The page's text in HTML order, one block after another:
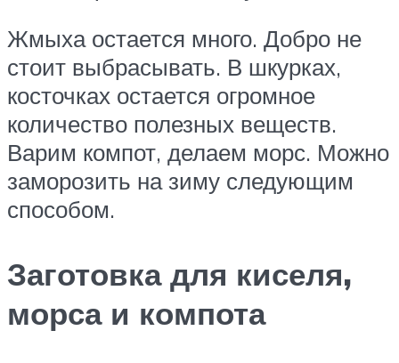
Жмыха остается много. Добро не
стоит выбрасывать. В шкурках,
косточках остается огромное
количество полезных веществ.
Варим компот, делаем морс. Можно
заморозить на зиму следующим
способом.
Заготовка для киселя,
морса и компота